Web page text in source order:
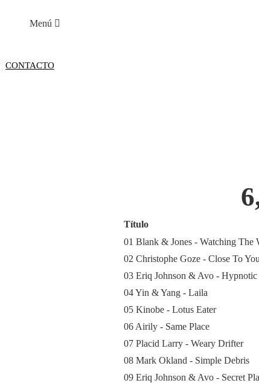
Menú
CONTACTO
Título
01 Blank & Jones - Watching The
02 Christophe Goze - Close To You
03 Eriq Johnson & Avo - Hypnotic
04 Yin & Yang - Laila
05 Kinobe - Lotus Eater
06 Airily - Same Place
07 Placid Larry - Weary Drifter
08 Mark Okland - Simple Debris
09 Eriq Johnson & Avo - Secret